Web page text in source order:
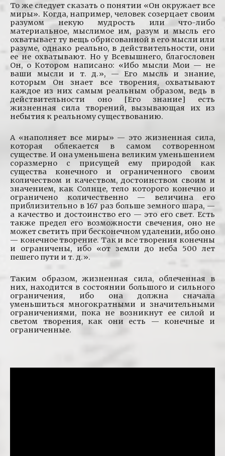
То же следует сказать о понятии «Он окружает все
миры». Когда, например, человек созерцает своим
разумом некую мудрость или что-либо
материальное, мыслимое им, разум и мысль его
охватывает ту вещь обрисованной в его мысли или
разуме, однако реально, в действительности, они
ее не охватывают. Но у Всевышнего, благословен
Он, о Котором написано: «Ибо мысли Мои — не
ваши мысли и т. д.», — Его мысль и знание,
которым Он знает все творения, охватывают
каждое из них самым реальным образом, ведь в
действительности оно [Его знание] есть
жизненная сила творений, вызывающая их из
небытия к реальному существованию.
А «наполняет все миры» — это жизненная сила,
которая облекается в самом сотворенном
существе. И она уменьшена великим уменьшением
соразмерно с присущей ему природой как
существа конечного и ограниченного своим
количеством и качеством, достоинством своим и
значением, как Солнце, тело которого конечно и
ограничено количественно — величина его
приблизительно в 167 раз больше земного шара, —
а качество и достоинство его — это его свет. Есть
также предел его возможности свечения, оно не
может светить при бесконечном удалении, ибо оно
— конечное творение. Так и все творения конечны
и ограничены, ибо «от земли до неба 500 лет
пешего пути и т. д.».
Таким образом, жизненная сила, облеченная в
них, находится в состоянии большого и сильного
ограничения, ибо она должна сначала
уменьшиться многократными и значительными
ограничениями, пока не возникнут ее силой и
светом творения, как они есть — конечные и
ограниченные.